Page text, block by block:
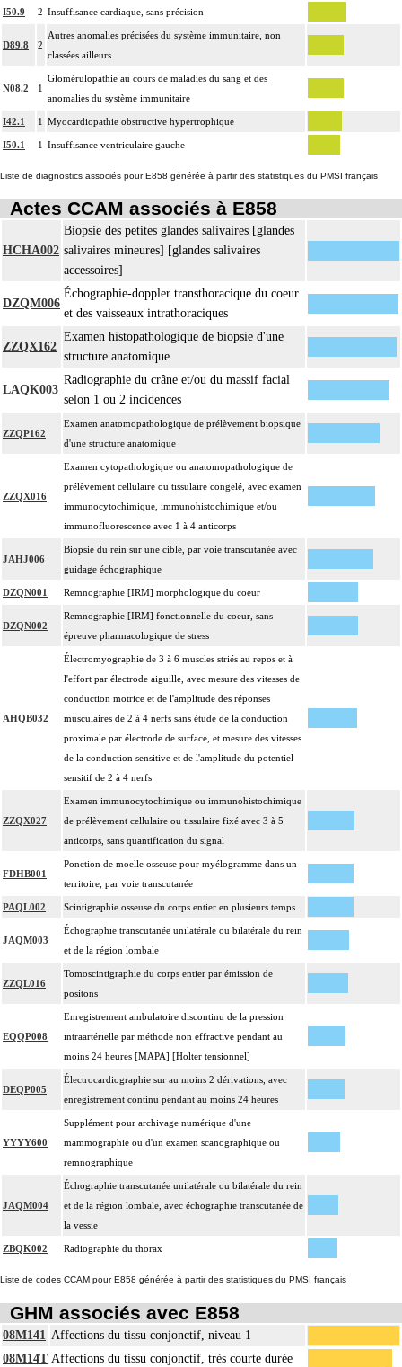
I50.9 2 Insuffisance cardiaque, sans précision
D89.8 2
Autres anomalies précisées du système immunitaire, non
classées ailleurs
N08.2 1
Glomérulopathie au cours de maladies du sang et des
anomalies du système immunitaire
I42.1 1 Myocardiopathie obstructive hypertrophique
I50.1 1 Insuffisance ventriculaire gauche
Liste de diagnostics associés pour E858 générée à partir des statistiques du PMSI français
Actes CCAM associés à E858
HCHA002
Biopsie des petites glandes salivaires [glandes
salivaires mineures] [glandes salivaires
accessoires]
DZQM006
Échographie-doppler transthoracique du coeur
et des vaisseaux intrathoraciques
ZZQX162
Examen histopathologique de biopsie d'une
structure anatomique
LAQK003
Radiographie du crâne et/ou du massif facial
selon 1 ou 2 incidences
ZZQP162
Examen anatomopathologique de prélèvement biopsique
d'une structure anatomique
ZZQX016
Examen cytopathologique ou anatomopathologique de
prélèvement cellulaire ou tissulaire congelé, avec examen
immunocytochimique, immunohistochimique et/ou
immunofluorescence avec 1 à 4 anticorps
JAHJ006
Biopsie du rein sur une cible, par voie transcutanée avec
guidage échographique
DZQN001 Remnographie [IRM] morphologique du coeur
DZQN002
Remnographie [IRM] fonctionnelle du coeur, sans
épreuve pharmacologique de stress
AHQB032
Électromyographie de 3 à 6 muscles striés au repos et à
l'effort par électrode aiguille, avec mesure des vitesses de
conduction motrice et de l'amplitude des réponses
musculaires de 2 à 4 nerfs sans étude de la conduction
proximale par électrode de surface, et mesure des vitesses
de la conduction sensitive et de l'amplitude du potentiel
sensitif de 2 à 4 nerfs
ZZQX027
Examen immunocytochimique ou immunohistochimique
de prélèvement cellulaire ou tissulaire fixé avec 3 à 5
anticorps, sans quantification du signal
FDHB001
Ponction de moelle osseuse pour myélogramme dans un
territoire, par voie transcutanée
PAQL002 Scintigraphie osseuse du corps entier en plusieurs temps
JAQM003
Échographie transcutanée unilatérale ou bilatérale du rein
et de la région lombale
ZZQL016
Tomoscintigraphie du corps entier par émission de
positons
EQQP008
Enregistrement ambulatoire discontinu de la pression
intraartérielle par méthode non effractive pendant au
moins 24 heures [MAPA] [Holter tensionnel]
DEQP005
Électrocardiographie sur au moins 2 dérivations, avec
enregistrement continu pendant au moins 24 heures
YYYY600
Supplément pour archivage numérique d'une
mammographie ou d'un examen scanographique ou
remnographique
JAQM004
Échographie transcutanée unilatérale ou bilatérale du rein
et de la région lombale, avec échographie transcutanée de
la vessie
ZBQK002 Radiographie du thorax
Liste de codes CCAM pour E858 générée à partir des statistiques du PMSI français
GHM associés avec E858
08M141 Affections du tissu conjonctif, niveau 1
08M14T Affections du tissu conjonctif, très courte durée